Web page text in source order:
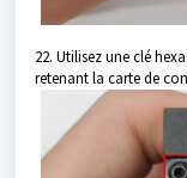
22. Utilisez une clé
retenant la carte de